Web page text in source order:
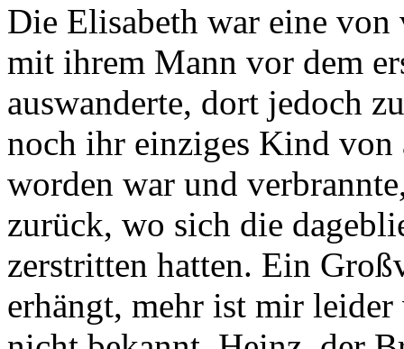
Die Elisabeth war eine von
mit ihrem Mann vor dem
auswanderte, dort jedoch
noch ihr einziges Kind von
worden war und
zurück, wo sich die
zerstritten hatten. Ein
erhängt, mehr ist mir leider